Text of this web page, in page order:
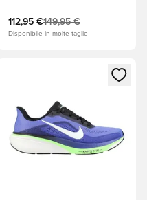
112,95 €149,95 €
Disponibile in molte taglie
o registrarsi come
Apre una finestra modale